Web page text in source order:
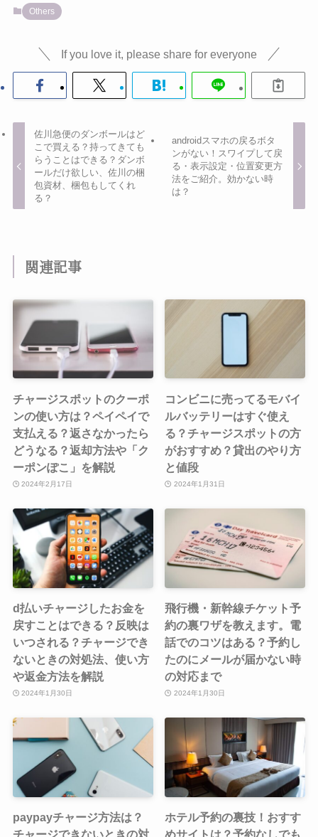
Others
If you love it, please share for everyone
佐川急便のダンボールはど
こで買える？持ってきても
らうことはできる？ダンボ
ールだけ欲しい、佐川の梱
包資材、梱包もしてくれ
る？
androidスマホの戻るボタ
ンがない！スワイプして戻
る・表示設定・位置変更方
法をご紹介。効かない時
は？
関連記事
チャージスポットのクーポ
ンの使い方は？ペイペイで
支払える？返さなかったら
どうなる？返却方法や「ク
ーポンぽこ」を解説
2024年2月17日
コンビニに売ってるモバイ
ルバッテリーはすぐ使え
る？チャージスポットの方
がおすすめ？貸出のやり方
と値段
2024年1月31日
d払いチャージしたお金を
戻すことはできる？反映は
いつされる？チャージでき
ないときの対処法、使い方
や返金方法を解説
2024年1月30日
飛行機・新幹線チケット予
約の裏ワザを教えます。電
話でのコツはある？予約し
たのにメールが届かない時
の対応まで
2024年1月30日
paypayチャージ方法は？
チャージできないときの対
ホテル予約の裏技！おすす
めサイトは？予約なしでも